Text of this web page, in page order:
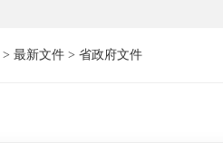
> 最新文件 > 省政府文件